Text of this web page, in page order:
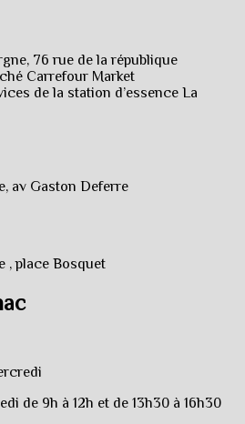
76 rue de la république
Carrefour Market
de la station d’essence La
av Gaston Deferre
, place Bosquet
de 9h à 12h et de 13h30 à 16h30